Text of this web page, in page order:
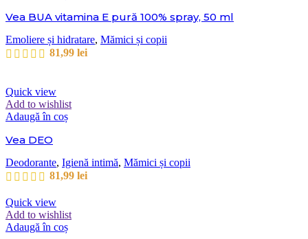
Vea BUA vitamina E pură 100% spray, 50 ml
Emoliere și hidratare, Mămici și copii
81,99 lei
Quick view
Add to wishlist
Adaugă în coș
Vea DEO
Deodorante, Igienă intimă, Mămici și copii
81,99 lei
Quick view
Add to wishlist
Adaugă în coș